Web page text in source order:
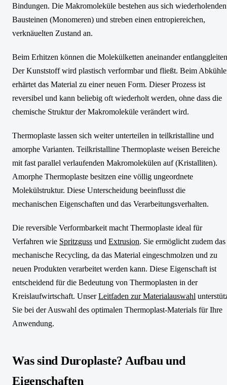
Bindungen. Die Makromoleküle bestehen aus sich wiederholenden
Bausteinen (Monomeren) und streben einen entropiereichen,
verknäuelten Zustand an.
Beim Erhitzen können die Molekülketten aneinander
Der Kunststoff wird plastisch verformbar und fließt. Beim
erhärtet das Material zu einer neuen Form. Dieser Prozess ist
reversibel und kann beliebig oft wiederholt werden, ohne dass die
chemische Struktur der Makromoleküle verändert wird.
Thermoplaste lassen sich weiter unterteilen in teilkristalline und
amorphe Varianten. Teilkristalline Thermoplaste weisen Bereiche
mit fast parallel verlaufenden Makromolekülen auf (Kristalliten).
Amorphe Thermoplaste besitzen eine völlig ungeordnete
Molekülstruktur. Diese Unterscheidung beeinflusst die
mechanischen Eigenschaften und das Verarbeitungsverhalten.
Die reversible Verformbarkeit macht Thermoplaste ideal für
Verfahren wie Spritzguss und Extrusion. Sie ermöglicht zudem das
mechanische Recycling, da das Material eingeschmolzen und zu
neuen Produkten verarbeitet werden kann. Diese Eigenschaft ist
entscheidend für die Bedeutung von Thermoplasten in der
Kreislaufwirtschaft. UnserLeitfaden zur Materialauswahl
Sie bei der Auswahl des optimalen Thermoplast-Materials für Ihre
Anwendung.
Was sind Duroplaste? Aufbau und
Eigenschaften